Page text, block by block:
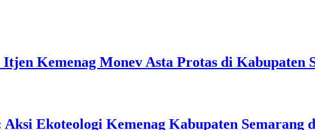
Kemenag Monev Asta Protas di Kabupaten
Ekoteologi Kemenag Kabupaten Semarang